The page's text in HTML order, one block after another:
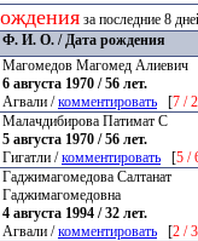
за последние 8
Ф. И. О. / Дата рождения
Магомедов Магомед Алиевич
6 августа 1970 / 56 лет.
Агвали /комментировать [7 /
Малачдибирова Патимат С
5 августа 1970 / 56 лет.
Гигатли /комментировать [5 /
Гаджимагомедова Салтанат
Гаджимагомедовна
4 августа 1994 / 32 лет.
Агвали /комментировать [2 /